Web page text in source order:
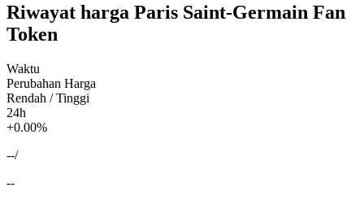
Riwayat harga Paris Saint-Germain Fan
Token
Waktu
Perubahan Harga
Rendah / Tinggi
24h
+0.00%
--/
--